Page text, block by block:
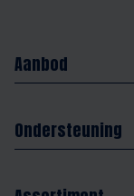
Aanbod
Ondersteuning